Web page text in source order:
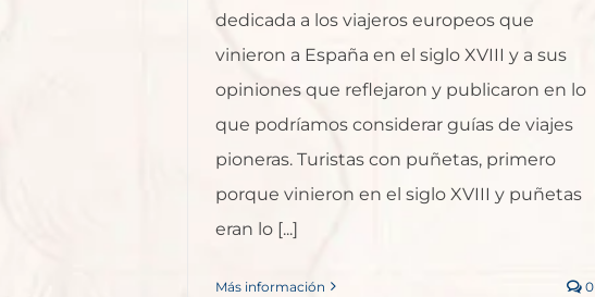
dedicada a los viajeros europeos que
vinieron a España en el siglo XVIII y a sus
opiniones que reflejaron y publicaron en lo
que podríamos considerar guías de viajes
pioneras. Turistas con puñetas, primero
porque vinieron en el siglo XVIII y puñetas
eran lo [...]
Más información 0